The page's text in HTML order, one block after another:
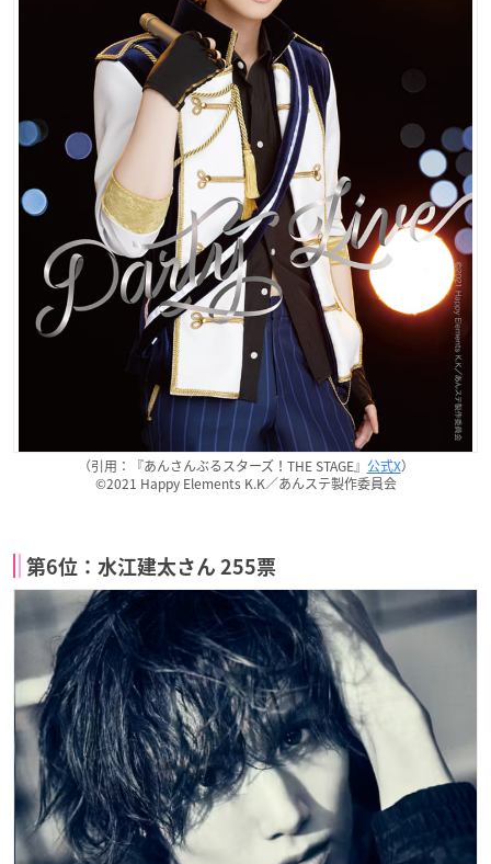
（引用：『あんさんぶるスターズ！THE STAGE』 公式X）
©2021 Happy Elements K.K／あんステ製作委員会
第6位：水江建太さん 255票